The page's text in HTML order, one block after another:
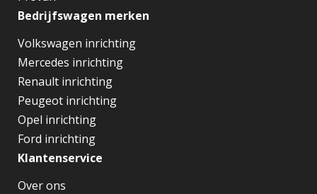
Bedrijfswagen merken
Volkswagen inrichting
Mercedes inrichting
Renault inrichting
Peugeot inrichting
Opel inrichting
Ford inrichting
Klantenservice
Over ons